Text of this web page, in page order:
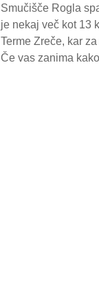
Smučišče Rogla
je nekaj več kot 13
Terme Zreče, kar
Če vas zanima